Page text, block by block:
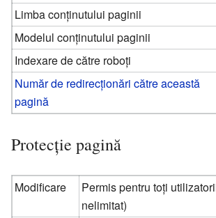
Limba conținutului paginii
Modelul conținutului paginii
Indexare de către roboți
Număr de redirecționări către această
pagină
Protecție pagină
Modificare
Permis pentru toți
nelimitat)